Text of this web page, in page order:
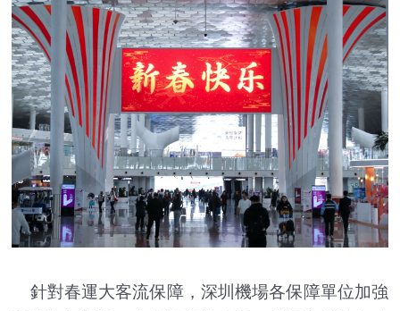
針對春運大客流保障，深圳機場各保障單位加強